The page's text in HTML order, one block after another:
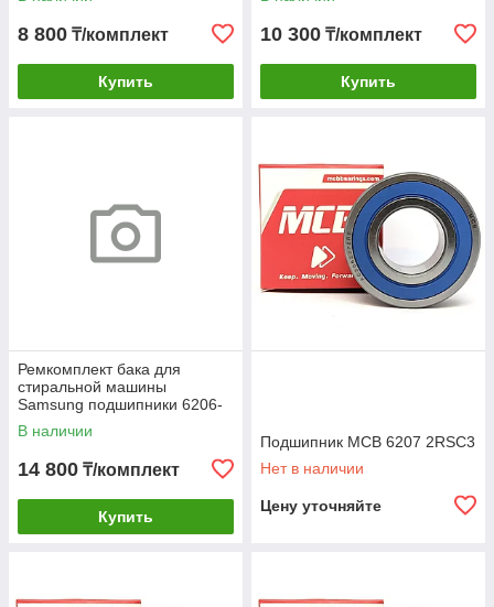
ОРИГИНАЛ NTN
8 800 ₸/комплект
Купить
ОРИГИНАЛ NTN
10 300 ₸/комплект
Купить
Ремкомплект бака для
стиральной машины
Samsung подшипники 6206-
6207, Сальник
35x75,55x10/12 со смазкой
В наличии
14 800 ₸/комплект
Купить
Подшипник MCB 6207 2RSC3
Нет в наличии
Цену уточняйте